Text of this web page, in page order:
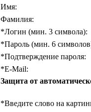
Имя:
Фамилия:
*Логин (мин. 3 символа):
*Пароль (мин. 6
*Подтверждение пароля:
*E-Mail:
Защита от
*Введите слово на